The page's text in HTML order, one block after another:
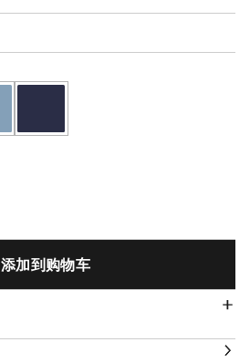
添加到购物车